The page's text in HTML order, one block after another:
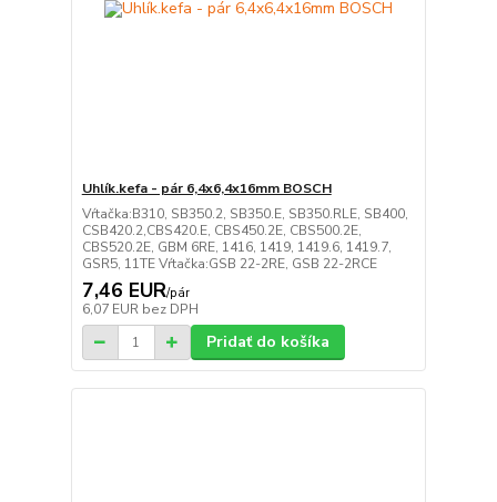
Uhlík.kefa - pár 6,4x6,4x16mm BOSCH
Vŕtačka:B310, SB350.2, SB350.E, SB350.RLE, SB400,
CSB420.2,CBS420.E, CBS450.2E, CBS500.2E,
CBS520.2E, GBM 6RE, 1416, 1419, 1419.6, 1419.7,
GSR5, 11TE Vŕtačka:GSB 22-2RE, GSB 22-2RCE
7,46 EUR/pár
6,07 EUR bez DPH
Pridať do košíka